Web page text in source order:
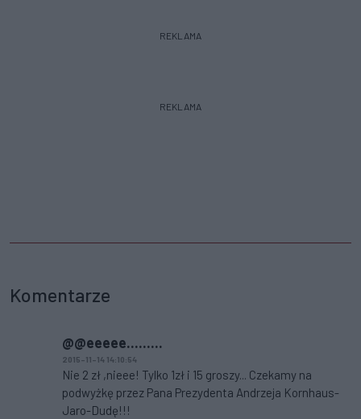
REKLAMA
REKLAMA
Komentarze
@@eeeee.........
2015-11-14 14:10:54
Nie 2 zł ,nieee! Tylko 1zł i 15 groszy... Czekamy na
podwyżkę przez Pana Prezydenta Andrzeja Kornhaus-
Jaro-Dudę!!!